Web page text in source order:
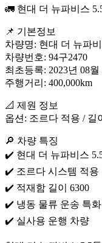
🚛 현대 더 뉴파비스
📌 기본정보
차량명: 현대 더 뉴파
차량번호: 94구2470
최초등록: 2023년 08월
주행거리: 400,000km
📐 제원 정보
옵션: 조르다 적용 / 길
🔎 차량 특징
✔️ 현대 더 뉴파비스
✔️ 조르다 시스템 적용
✔️ 적재함 길이 6300
✔️ 냉동 물류 운송 특화
✔️ 실사용 운행 차량